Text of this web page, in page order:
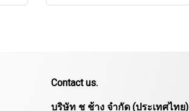
Contact us.
บริษัท ช ช้าง จำกัด (ประเทศไทย)